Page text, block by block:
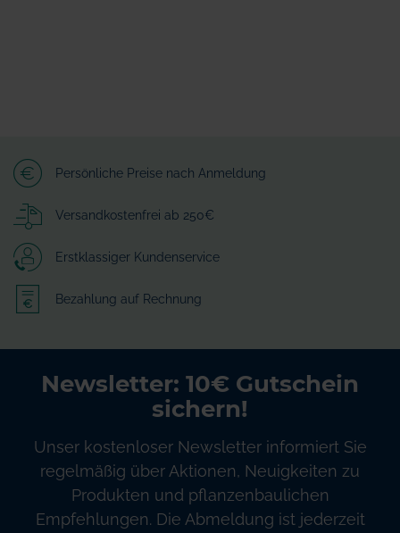
Persönliche Preise nach Anmeldung
Versandkostenfrei ab 250€
Erstklassiger Kundenservice
Bezahlung auf Rechnung
Newsletter: 10€ Gutschein
sichern!
Unser kostenloser Newsletter informiert Sie
regelmäßig über Aktionen, Neuigkeiten zu
Produkten und pflanzenbaulichen
Empfehlungen. Die Abmeldung ist jederzeit